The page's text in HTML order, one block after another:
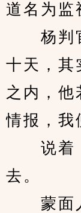
道名为监
杨判官
十天，其
之内，他
情报，我
说着，
去。
蒙面人